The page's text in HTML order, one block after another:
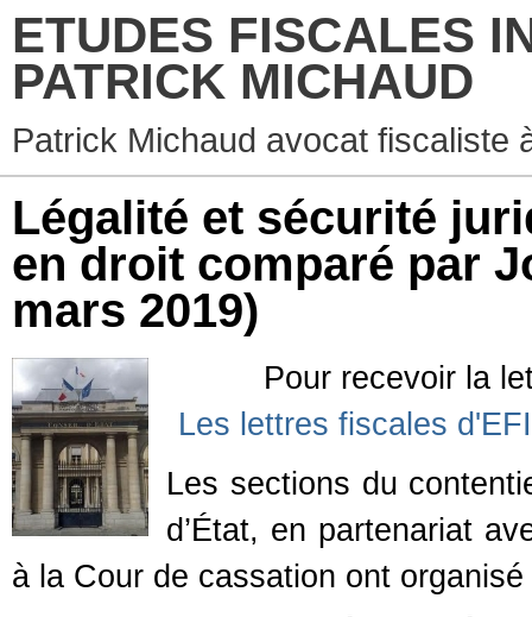
ETUDES FISCALES
PATRICK MICHAUD
Patrick Michaud avocat fiscaliste
Légalité et sécurité
en droit comparé par
mars 2019)
Pour recevoir la
Les lettres fiscales
Les sections du
d’État, en partenariat
à la Cour de cassation ont